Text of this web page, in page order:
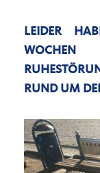
LEIDER
RUND UM